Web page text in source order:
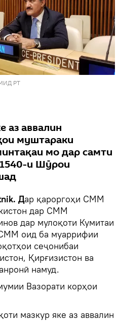
РТ
аз аввалин
муштараки
мо дар самти
и Шӯрои
Дар қароргоҳи СММ
дар СММ
дар мулоқоти Кумитаи
оид ба муаррифии
сеҷонибаи
Қирғизистон ва
намуд.
Вазорати корҳои
мазкур яке аз аввалин